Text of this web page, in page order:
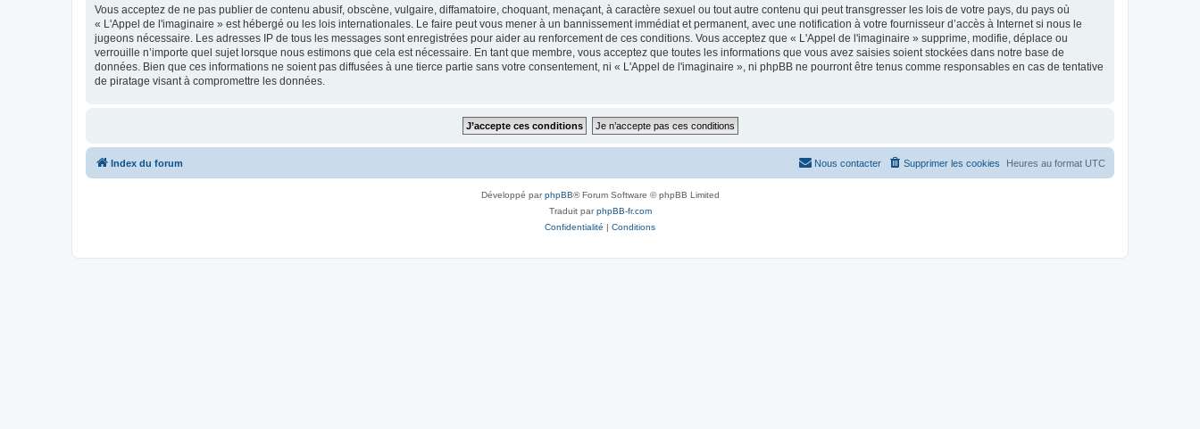
Vous acceptez de ne pas publier de contenu abusif, obscène, vulgaire, diffamatoire, choquant, menaçant, à caractère sexuel ou tout autre contenu qui peut transgresser les lois de votre pays, du pays où
« L'Appel de l'imaginaire » est hébergé ou les lois internationales. Le faire peut vous mener à un bannissement immédiat et permanent, avec une notification à votre fournisseur d’accès à Internet si nous le
jugeons nécessaire. Les adresses IP de tous les messages sont enregistrées pour aider au renforcement de ces conditions. Vous acceptez que « L'Appel de l'imaginaire » supprime, modifie, déplace ou
verrouille n’importe quel sujet lorsque nous estimons que cela est nécessaire. En tant que membre, vous acceptez que toutes les informations que vous avez saisies soient stockées dans notre base de
données. Bien que ces informations ne soient pas diffusées à une tierce partie sans votre consentement, ni « L'Appel de l'imaginaire », ni phpBB ne pourront être tenus comme responsables en cas de tentative
de piratage visant à compromettre les données.
Index du forum Heures au format UTC
Supprimer les cookies
Nous contacter
Développé parphpBB® Forum Software © phpBB Limited
Traduit parphpBB-fr.com
Confidentialité | Conditions